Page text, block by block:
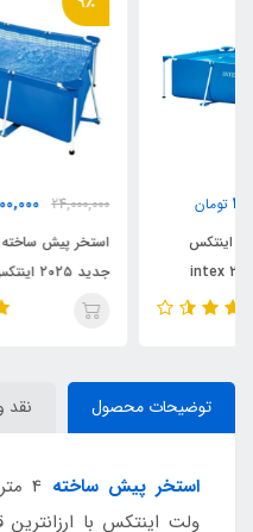
24,000,000
22,000,000 تومان
استخر پیش ساخته پرورش ماهی
جدید ۲۰۲۵ اینتکس intex 28271
توضیحات محصول نقد
استخر پیش ساخته
ولت اینتکس با